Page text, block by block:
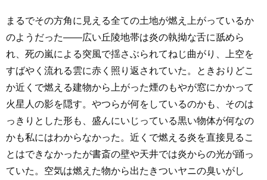
まるでその方角に見える全ての土地が燃え上がっているか
のようだった――広い丘陵地帯は炎の執拗な舌に舐めら
れ、死の嵐による突風で揺さぶられてねじ曲がり、上空を
すばやく流れる雲に赤く照り返されていた。ときおりどこ
か近くで燃える建物から上がった煙のもやが窓にかかって
火星人の影を隠す。やつらが何をしているのかも、そのは
っきりとした形も、盛んにいじっている黒い物体が何なの
かも私にはわからなかった。近くで燃える炎を直接見るこ
とはできなかったが書斎の壁や天井では炎からの光が踊っ
ていた。空気は燃えた物から出たきついヤニの臭いがし